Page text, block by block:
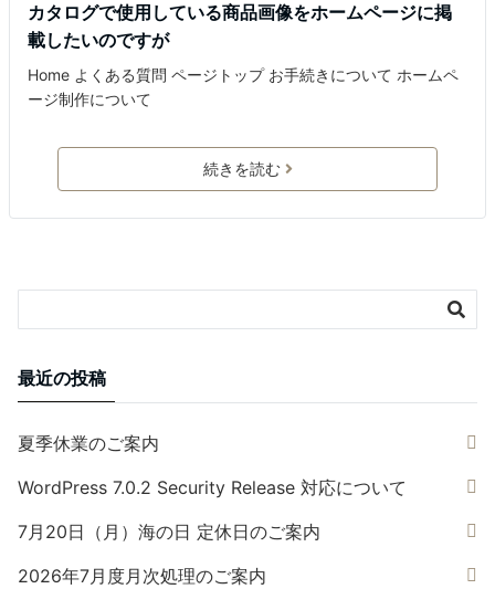
カタログで使用している商品画像をホームページに掲
載したいのですが
Home よくある質問 ページトップ お手続きについて ホームペ
ージ制作について
続きを読む
最近の投稿
夏季休業のご案内
WordPress 7.0.2 Security Release 対応について
7月20日（月）海の日 定休日のご案内
2026年7月度月次処理のご案内